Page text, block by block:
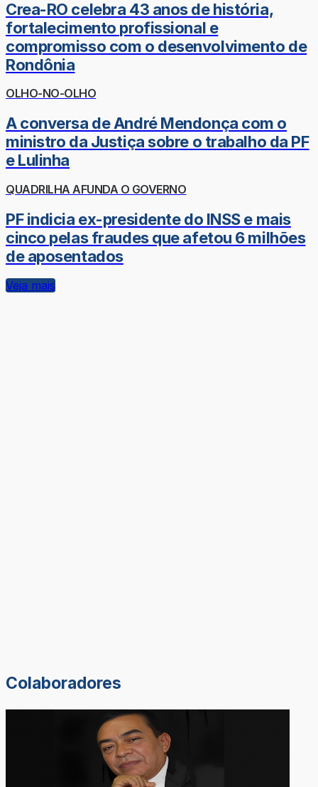
Crea-RO celebra 43 anos de história,
fortalecimento profissional e
compromisso com o desenvolvimento de
Rondônia
OLHO-NO-OLHO
A conversa de André Mendonça com o
ministro da Justiça sobre o trabalho da PF
e Lulinha
QUADRILHA AFUNDA O GOVERNO
PF indicia ex-presidente do INSS e mais
cinco pelas fraudes que afetou 6 milhões
de aposentados
Veja mais
Colaboradores